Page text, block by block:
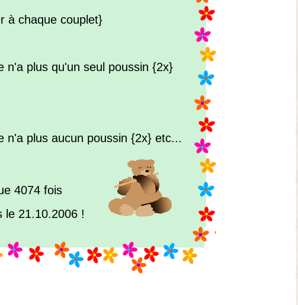
à chaque couplet}
n'a plus qu'un seul poussin {2x}
n'a plus aucun poussin {2x} etc...
4074 fois
le 21.10.2006 !